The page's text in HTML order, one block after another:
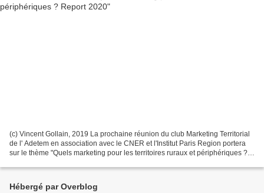
(c) Vincent Gollain, 2019 La prochaine réunion du club Marketing Territorial
de l' Adetem en association avec le CNER et l'Institut Paris Region portera
sur le thème "Quels marketing pour les territoires ruraux et périphériques ? "
Hébergé par Overblog